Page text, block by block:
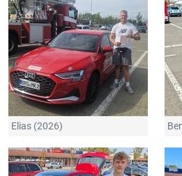
Elias (2026)